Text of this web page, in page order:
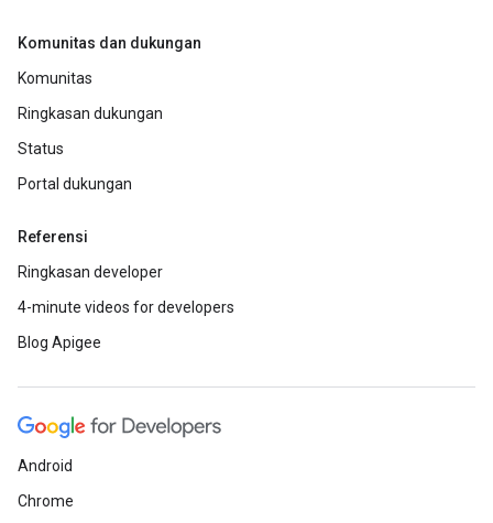
Komunitas dan dukungan
Komunitas
Ringkasan dukungan
Status
Portal dukungan
Referensi
Ringkasan developer
4-minute videos for developers
Blog Apigee
Android
Chrome